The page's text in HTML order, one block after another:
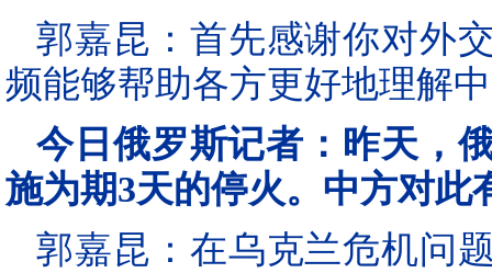
郭嘉昆：首先感谢你对外
频能够帮助各方更好地理解
今日俄罗斯记者：昨天，
施为期3天的停火。中方对此
郭嘉昆：在乌克兰危机问